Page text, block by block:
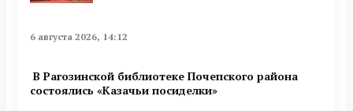
6 августа 2026, 14:12
В Рагозинской библиотеке Почепского района
состоялись «Казачьи посиделки»